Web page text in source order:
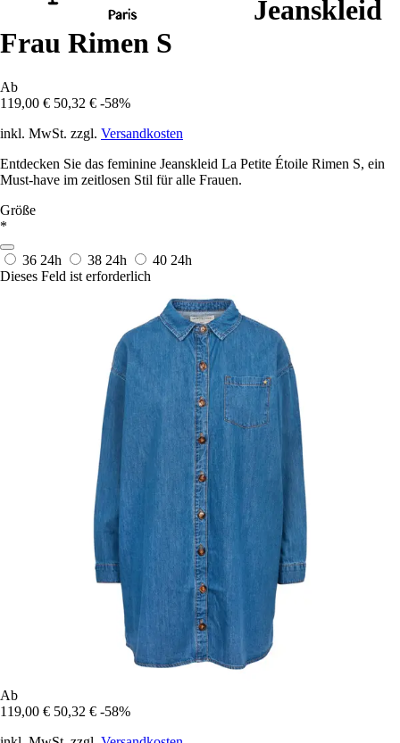
Jeanskleid
Frau Rimen S
Ab
119,00 € 50,32 € -58%
inkl. MwSt. zzgl. Versandkosten
Entdecken Sie das feminine Jeanskleid La Petite Étoile Rimen S, ein
Must-have im zeitlosen Stil für alle Frauen.
Größe
*
36 24h 38 24h 40 24h
Dieses Feld ist erforderlich
Ab
119,00 € 50,32 € -58%